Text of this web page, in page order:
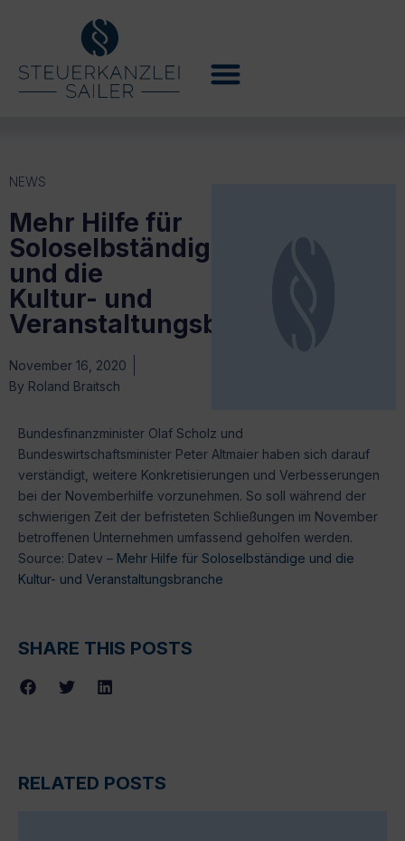
NEWS
Mehr Hilfe für
Soloselbständige
und die
Kultur- und
Veranstaltungsbranche
November 16, 2020
By Roland Braitsch
Bundesfinanzminister Olaf Scholz und
Bundeswirtschaftsminister Peter Altmaier haben sich darauf
verständigt, weitere Konkretisierungen und Verbesserungen
bei der Novemberhilfe vorzunehmen. So soll während der
schwierigen Zeit der befristeten Schließungen im November
betroffenen Unternehmen umfassend geholfen werden.
Source: Datev – Mehr Hilfe für Soloselbständige und die
Kultur- und Veranstaltungsbranche
SHARE THIS POSTS
RELATED POSTS